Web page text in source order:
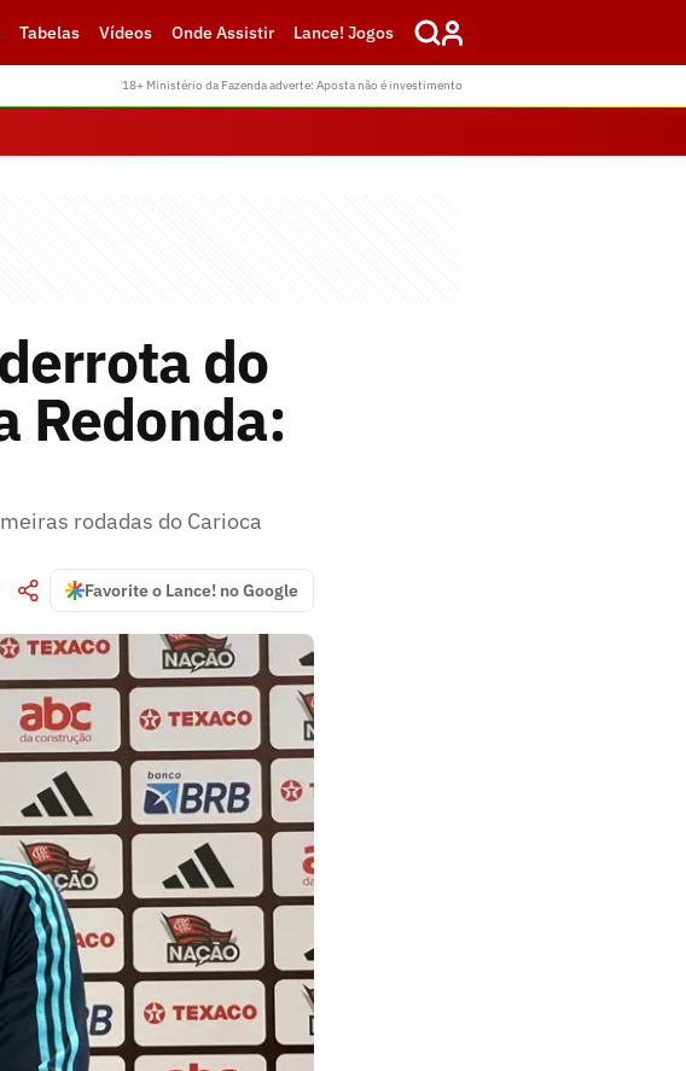
Tabelas Vídeos Onde Assistir Lance! Jogos
18+ Ministério da Fazenda adverte: Aposta não é investimento
do
Redonda:
rodadas do Carioca
Favorite o Lance! no Google